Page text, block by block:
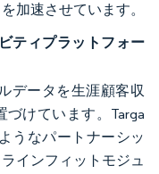
加速させています。
ティプラットフォー
データを生涯顧客収
けています。Targa
うなパートナーシッ
インフィットモジュ